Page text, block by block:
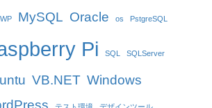
MySQL Oracle os PstgreSQL
Pi SQL SQLServer
VB.NET Windows
テスト環境 デザインツール